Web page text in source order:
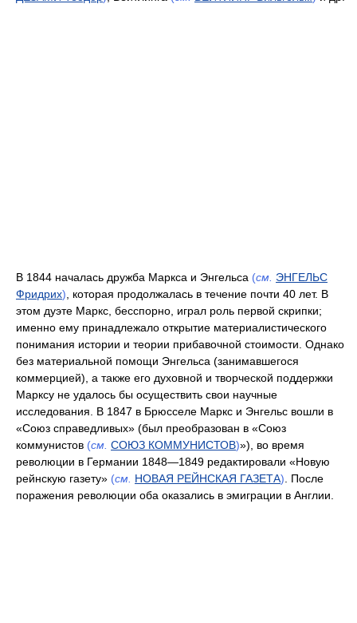
В 1844 началась дружба Маркса и Энгельса (см. ЭНГЕЛЬС
Фридрих) , которая продолжалась в течение почти 40 лет. В
этом дуэте Маркс, бесспорно, играл роль первой скрипки;
именно ему принадлежало открытие материалистического
понимания истории и теории прибавочной стоимости. Однако
без материальной помощи Энгельса (занимавшегося
коммерцией), а также его духовной и творческой поддержки
Марксу не удалось бы осуществить свои научные
исследования. В 1847 в Брюсселе Маркс и Энгельс вошли в
«Союз справедливых» (был преобразован в «Союз
коммунистов (см. СОЮЗ КОММУНИСТОВ)»), во время
революции в Германии 1848—1849 редактировали «Новую
рейнскую газету» (см. НОВАЯ РЕЙНСКАЯ ГАЗЕТА) . После
поражения революции оба оказались в эмиграции в Англии.